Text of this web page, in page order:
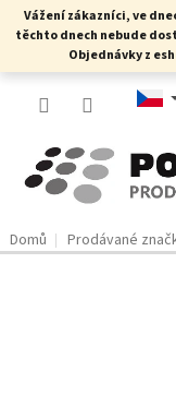
PřejítVážení zákazníci, ve
těchto dnech nebude
Objednávky z
Domů Prodávané